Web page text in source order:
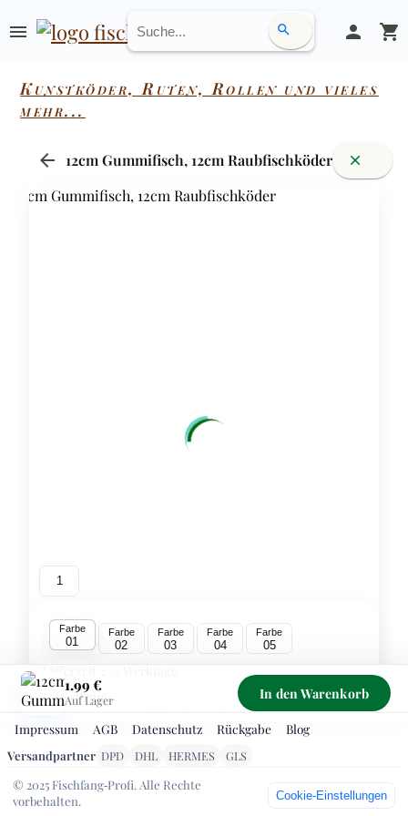
menu search person shopping_cart
Kunstköder, Ruten, Rollen und vieles
mehr...
arrow_back 12cm Gummifisch, 12cm Raubfischköder close
1
Farbe
01
Farbe
02
Farbe
03
Farbe
04
Farbe
05
Lieferzeit 2–3 Werktage
Preis 1.99 €
inkl. MwSt., zzgl. Versand
Sichere Zahlung über PayPal – Kreditkarte/SEPA ohne
PayPal‑Konto möglich. Kostenloser Versand ab 99 €
- 1 +
1.99 €
Auf Lager In den Warenkorb
Impressum AGB Datenschutz Rückgabe Blog
Versandpartner DPD DHL HERMES
GLS
© 2025 Fischfang‑Profi. Alle Rechte
vorbehalten.
Cookie‑Einstellungen